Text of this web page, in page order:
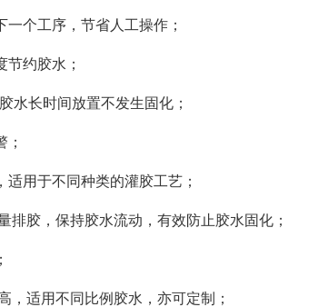
个工序，节省人工操作；
约胶水；
水长时间放置不发生固化；
用于不同种类的灌胶工艺；
排胶，保持胶水流动，有效防止胶水固化；
，适用不同比例胶水，亦可定制；